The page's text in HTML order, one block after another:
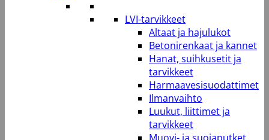
LVI-tarvikkeet
Altaat ja hajulukot
Betonirenkaat ja kannet
Hanat, suihkusetit ja
tarvikkeet
Harmaavesisuodattimet
Ilmanvaihto
Luukut, liittimet ja
tarvikkeet